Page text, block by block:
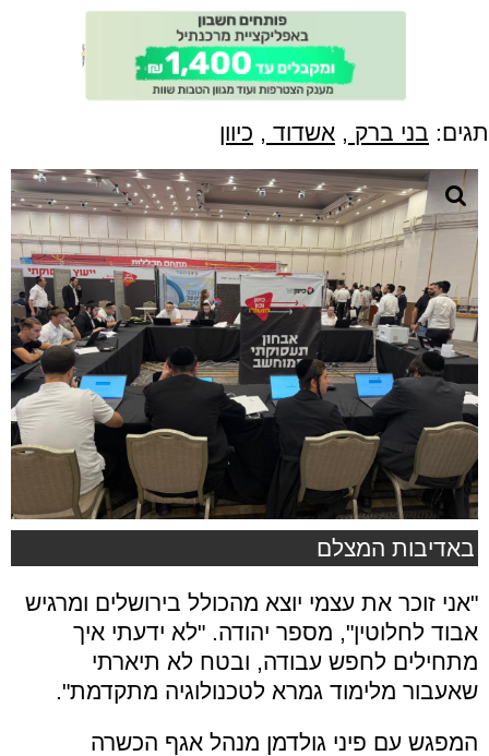
תגים: בני ברק , אשדוד , כיוון
באדיבות המצלם
"אני זוכר את עצמי יוצא מהכולל בירושלים ומרגיש
אבוד לחלוטין", מספר יהודה. "לא ידעתי איך
מתחילים לחפש עבודה, ובטח לא תיארתי
שאעבור מלימוד גמרא לטכנולוגיה מתקדמת".
המפגש עם פיני גולדמן מנהל אגף הכשרה